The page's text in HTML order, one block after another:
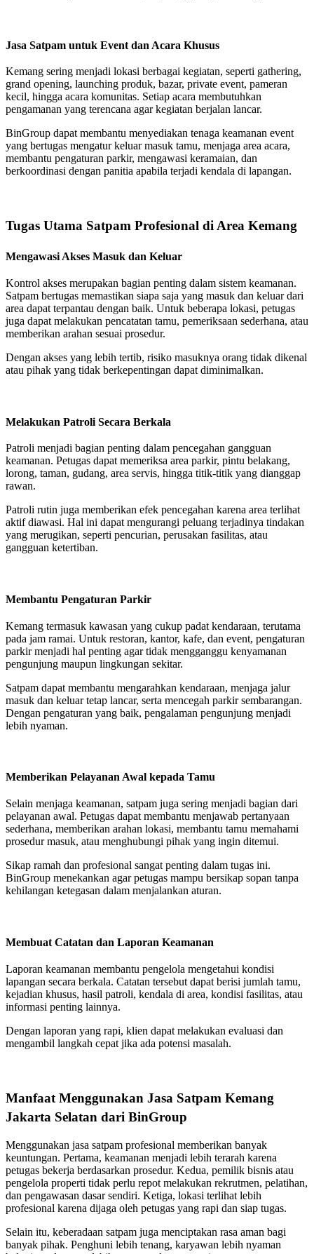
Jasa Satpam untuk Event dan Acara Khusus
Kemang sering menjadi lokasi berbagai kegiatan, seperti gathering,
grand opening, launching produk, bazar, private event, pameran
kecil, hingga acara komunitas. Setiap acara membutuhkan
pengamanan yang terencana agar kegiatan berjalan lancar.
BinGroup dapat membantu menyediakan tenaga keamanan event
yang bertugas mengatur keluar masuk tamu, menjaga area acara,
membantu pengaturan parkir, mengawasi keramaian, dan
berkoordinasi dengan panitia apabila terjadi kendala di lapangan.
Tugas Utama Satpam Profesional di Area Kemang
Mengawasi Akses Masuk dan Keluar
Kontrol akses merupakan bagian penting dalam sistem keamanan.
Satpam bertugas memastikan siapa saja yang masuk dan keluar dari
area dapat terpantau dengan baik. Untuk beberapa lokasi, petugas
juga dapat melakukan pencatatan tamu, pemeriksaan sederhana, atau
memberikan arahan sesuai prosedur.
Dengan akses yang lebih tertib, risiko masuknya orang tidak dikenal
atau pihak yang tidak berkepentingan dapat diminimalkan.
Melakukan Patroli Secara Berkala
Patroli menjadi bagian penting dalam pencegahan gangguan
keamanan. Petugas dapat memeriksa area parkir, pintu belakang,
lorong, taman, gudang, area servis, hingga titik-titik yang dianggap
rawan.
Patroli rutin juga memberikan efek pencegahan karena area terlihat
aktif diawasi. Hal ini dapat mengurangi peluang terjadinya tindakan
yang merugikan, seperti pencurian, perusakan fasilitas, atau
gangguan ketertiban.
Membantu Pengaturan Parkir
Kemang termasuk kawasan yang cukup padat kendaraan, terutama
pada jam ramai. Untuk restoran, kantor, kafe, dan event, pengaturan
parkir menjadi hal penting agar tidak mengganggu kenyamanan
pengunjung maupun lingkungan sekitar.
Satpam dapat membantu mengarahkan kendaraan, menjaga jalur
masuk dan keluar tetap lancar, serta mencegah parkir sembarangan.
Dengan pengaturan yang baik, pengalaman pengunjung menjadi
lebih nyaman.
Memberikan Pelayanan Awal kepada Tamu
Selain menjaga keamanan, satpam juga sering menjadi bagian dari
pelayanan awal. Petugas dapat membantu menjawab pertanyaan
sederhana, memberikan arahan lokasi, membantu tamu memahami
prosedur masuk, atau menghubungi pihak yang ingin ditemui.
Sikap ramah dan profesional sangat penting dalam tugas ini.
BinGroup menekankan agar petugas mampu bersikap sopan tanpa
kehilangan ketegasan dalam menjalankan aturan.
Membuat Catatan dan Laporan Keamanan
Laporan keamanan membantu pengelola mengetahui kondisi
lapangan secara berkala. Catatan tersebut dapat berisi jumlah tamu,
kejadian khusus, hasil patroli, kendala di area, kondisi fasilitas, atau
informasi penting lainnya.
Dengan laporan yang rapi, klien dapat melakukan evaluasi dan
mengambil langkah cepat jika ada potensi masalah.
Manfaat Menggunakan Jasa Satpam Kemang
Jakarta Selatan dari BinGroup
Menggunakan jasa satpam profesional memberikan banyak
keuntungan. Pertama, keamanan menjadi lebih terarah karena
petugas bekerja berdasarkan prosedur. Kedua, pemilik bisnis atau
pengelola properti tidak perlu repot melakukan rekrutmen, pelatihan,
dan pengawasan dasar sendiri. Ketiga, lokasi terlihat lebih
profesional karena dijaga oleh petugas yang rapi dan siap tugas.
Selain itu, keberadaan satpam juga menciptakan rasa aman bagi
banyak pihak. Penghuni lebih tenang, karyawan lebih nyaman